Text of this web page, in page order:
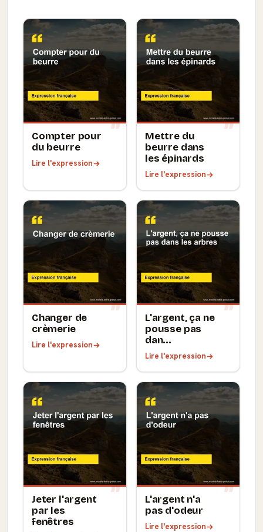
Compter pour
du beurre
Lire l'expression
Mettre du
beurre dans
les épinards
Lire l'expression
Changer de
crèmerie
Lire l'expression
L'argent, ça ne
pousse pas
dan...
Lire l'expression
Jeter l'argent
par les
fenêtres
L'argent n'a
pas d'odeur
Lire l'expression